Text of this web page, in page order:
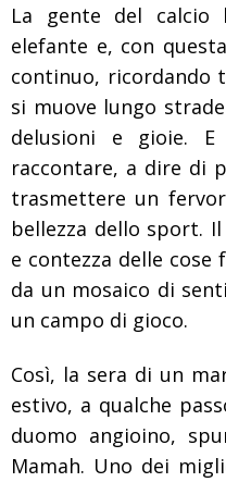
La gente del calcio
elefante e, con
continuo, ricordando
si muove lungo
delusioni e gioie.
raccontare, a dire di
trasmettere un
bellezza dello sport.
e contezza delle
da un mosaico di
un campo di gioco.
Così, la sera di un
estivo, a qualche
duomo angioino,
Mamah. Uno dei